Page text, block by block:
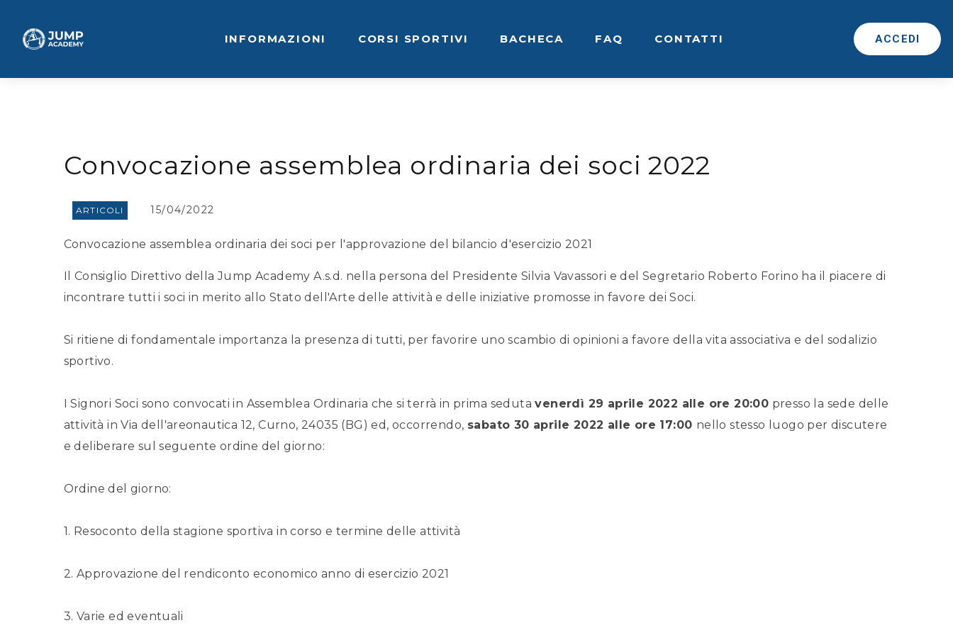
INFORMAZIONI CORSI SPORTIVI BACHECA FAQ CONTATTI ACCEDI
Convocazione assemblea ordinaria dei soci 2022
ARTICOLI 15/04/2022
Convocazione assemblea ordinaria dei soci per l'approvazione del bilancio d'esercizio 2021
Il Consiglio Direttivo della Jump Academy A.s.d. nella persona del Presidente Silvia Vavassori e del Segretario Roberto Forino ha il piacere di
incontrare tutti i soci in merito allo Stato dell'Arte delle attività e delle iniziative promosse in favore dei Soci.
Si ritiene di fondamentale importanza la presenza di tutti, per favorire uno scambio di opinioni a favore della vita associativa e del sodalizio
sportivo.
I Signori Soci sono convocati in Assemblea Ordinaria che si terrà in prima sedutavenerdì 29 aprile 2022 alle ore 20:00 presso la sede delle
attività in Via dell'areonautica 12, Curno, 24035 (BG) ed, occorrendo, sabato 30 aprile 2022 alle ore 17:00 nello stesso luogo per discutere
e deliberare sul seguente ordine del giorno:
Ordine del giorno:
1. Resoconto della stagione sportiva in corso e termine delle attività
2. Approvazione del rendiconto economico anno di esercizio 2021
3. Varie ed eventuali